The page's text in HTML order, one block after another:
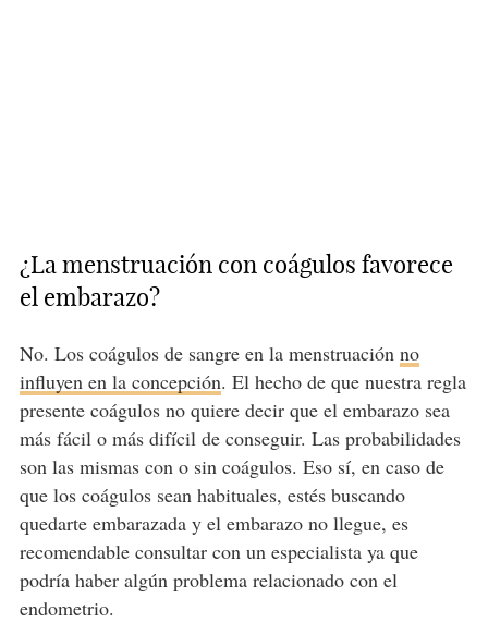
¿La menstruación con coágulos favorece
el embarazo?
No. Los coágulos de sangre en la menstruación no
influyen en la concepción. El hecho de que nuestra regla
presente coágulos no quiere decir que el embarazo sea
más fácil o más difícil de conseguir. Las probabilidades
son las mismas con o sin coágulos. Eso sí, en caso de
que los coágulos sean habituales, estés buscando
quedarte embarazada y el embarazo no llegue, es
recomendable consultar con un especialista ya que
podría haber algún problema relacionado con el
endometrio.